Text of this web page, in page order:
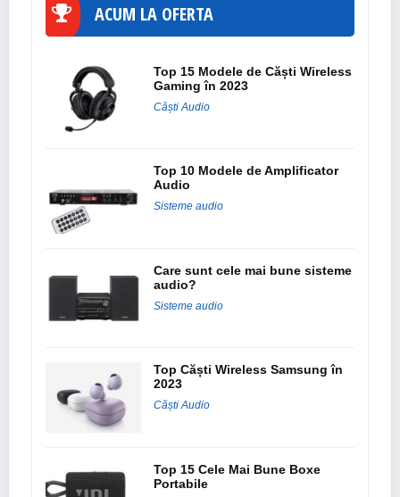
ACUM LA OFERTA
Top 15 Modele de Căști Wireless
Gaming în 2023
Căști Audio
Top 10 Modele de Amplificator
Audio
Sisteme audio
Care sunt cele mai bune sisteme
audio?
Sisteme audio
Top Căști Wireless Samsung în
2023
Căști Audio
Top 15 Cele Mai Bune Boxe
Portabile